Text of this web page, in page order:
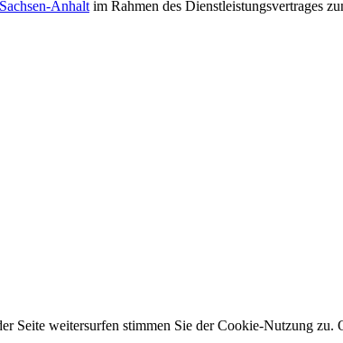
Anhalt im Rahmen des Dienstleistungsvertrages
Seite weitersurfen stimmen Sie der Cookie-Nutzung zu.